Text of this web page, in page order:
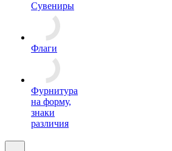
Сувениры
Флаги
Фурнитура
на форму,
знаки
различия